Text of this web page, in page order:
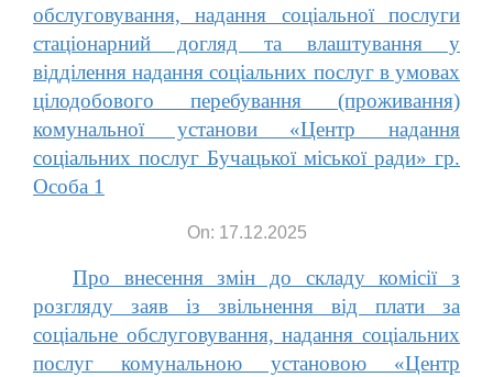
обслуговування, надання соціальної послуги
стаціонарний догляд та влаштування у
відділення надання соціальних послуг в умовах
цілодобового перебування (проживання)
комунальної установи «Центр надання
соціальних послуг Бучацької міської ради» гр.
Особа 1
On: 17.12.2025
Про внесення змін до складу комісії з
розгляду заяв із звільнення від плати за
соціальне обслуговування, надання соціальних
послуг комунальною установою «Центр